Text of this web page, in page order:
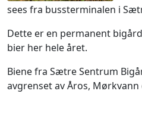
sees fra bussterminalen i
Dette er en permanent
bier her hele året.
Biene fra Sætre Sentrum
avgrenset av Åros, Mørkvann